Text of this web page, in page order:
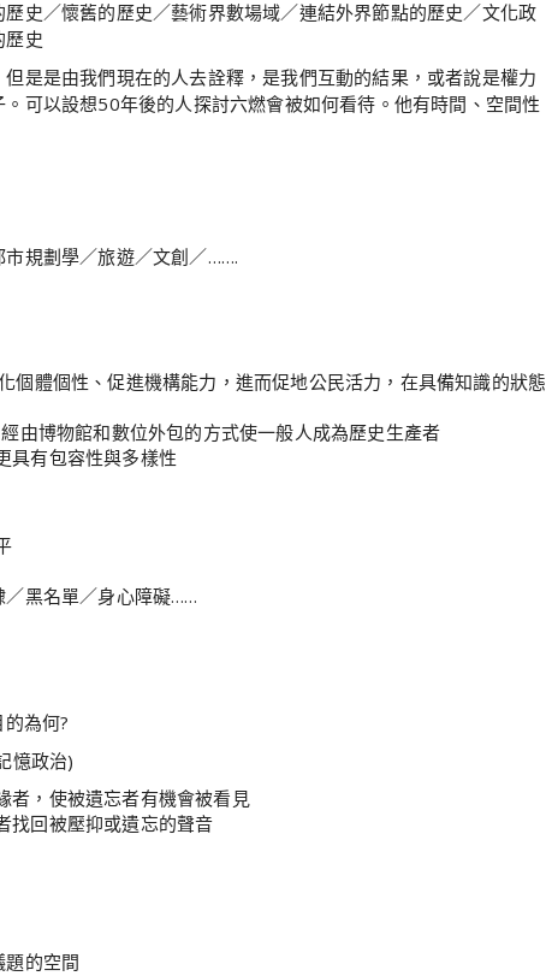
史／懷舊的歷史／藝術界數場域／連結外界節點的歷史／文化政
歷史
是是由我們現在的人去詮釋，是我們互動的結果，或者說是權力
可以設想50年後的人探討六燃會被如何看待。他有時間、空間性
規劃學／旅遊／文創／…….
個體個性、促進機構能力，進而促地公民活力，在具備知識的狀態
由博物館和數位外包的方式使一般人成為歷史生產者
具有包容性與多樣性
／黑名單／身心障礙……
為何?
憶政治)
者，使被遺忘者有機會被看見
找回被壓抑或遺忘的聲音
的空間